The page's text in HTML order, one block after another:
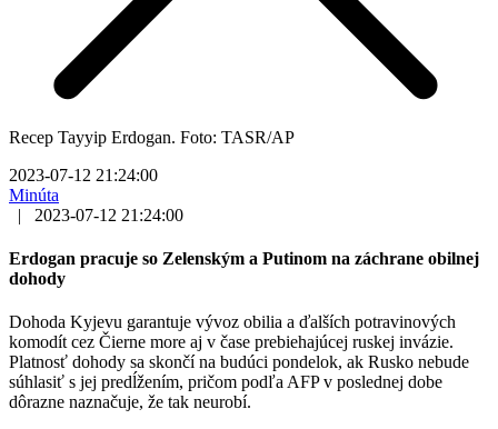
Recep Tayyip Erdogan. Foto: TASR/AP
2023-07-12 21:24:00
Minúta
|
2023-07-12 21:24:00
Erdogan pracuje so Zelenským a Putinom na záchrane obilnej
dohody
Dohoda Kyjevu garantuje vývoz obilia a ďalších potravinových
komodít cez Čierne more aj v čase prebiehajúcej ruskej invázie.
Platnosť dohody sa skončí na budúci pondelok, ak Rusko nebude
súhlasiť s jej predĺžením, pričom podľa AFP v poslednej dobe
dôrazne naznačuje, že tak neurobí.